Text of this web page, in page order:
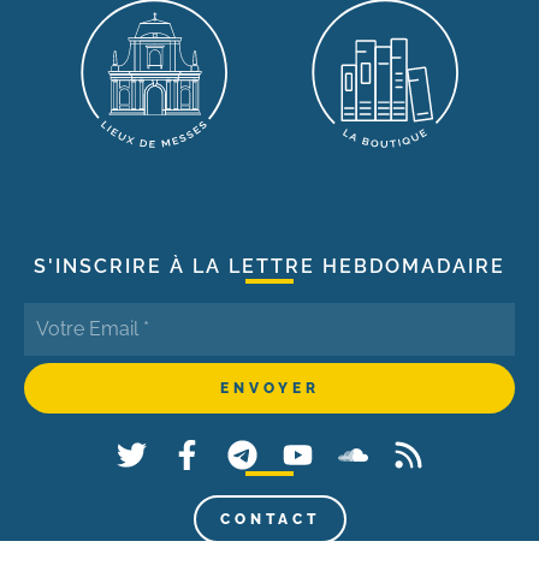
S'INSCRIRE À LA LETTRE HEBDOMADAIRE
CONTACT